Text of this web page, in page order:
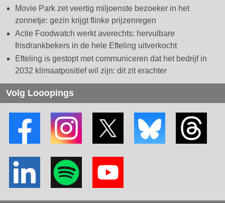
Movie Park zet veertig miljoenste bezoeker in het
zonnetje: gezin krijgt flinke prijzenregen
Actie Foodwatch werkt averechts: hervulbare
frisdrankbekers in de hele Efteling uitverkocht
Efteling is gestopt met communiceren dat het bedrijf in
2032 klimaatpositief wil zijn: dit zit erachter
Volg Looopings